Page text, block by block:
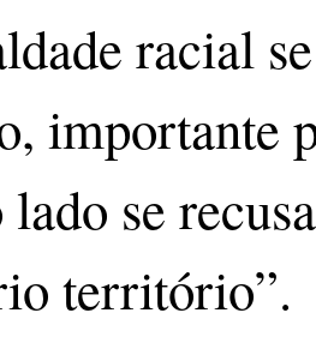
racial
importante
se
território”.